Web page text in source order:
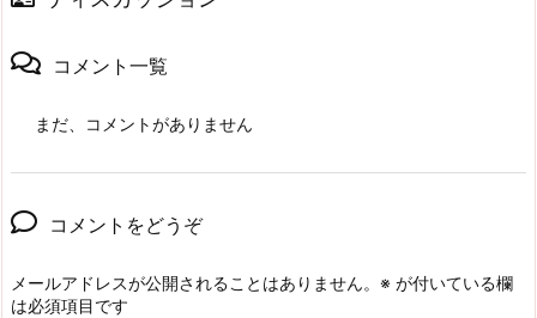
コメント一覧
まだ、コメントがありません
コメントをどうぞ
メールアドレスが公開されることはありません。 ※ が付いている欄
は必須項目です